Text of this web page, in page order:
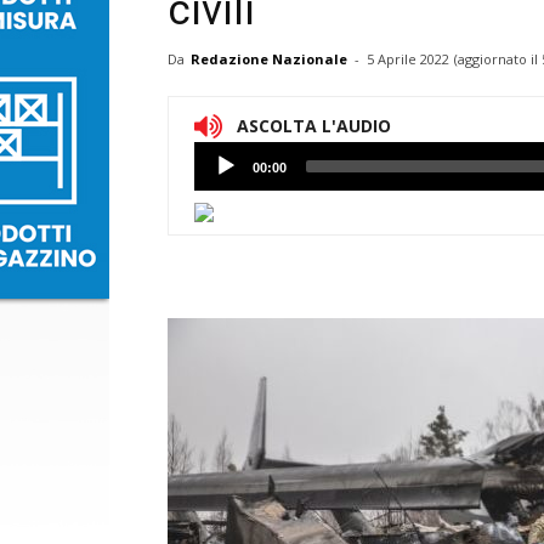
civili
Da Redazione Nazionale - 5 Aprile 2022 (aggiornato il
ASCOLTA L'AUDIO
Lettore
Audio
00:00